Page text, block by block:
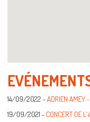
14/09/2022 -ADRIEN AMEY
19/09/2021 - CONCERT DE